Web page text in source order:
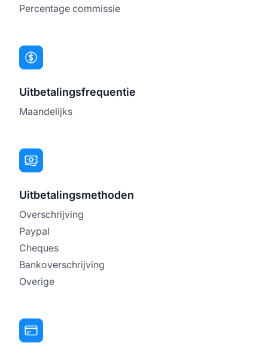
Percentage commissie
Uitbetalingsfrequentie
Maandelijks
Uitbetalingsmethoden
Overschrijving
Paypal
Cheques
Bankoverschrijving
Overige